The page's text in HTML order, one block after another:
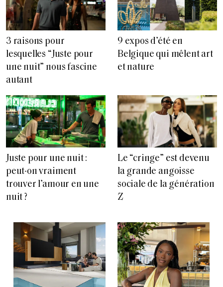
3 raisons pour
lesquelles “Juste pour
une nuit” nous fascine
autant
9 expos d’été en
Belgique qui mêlent art
et nature
Juste pour une nuit :
peut-on vraiment
trouver l’amour en une
nuit ?
Le “cringe” est devenu
la grande angoisse
sociale de la génération
Z